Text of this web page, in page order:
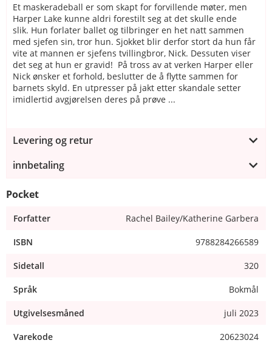
Et maskeradeball er som skapt for forvillende møter, men
Harper Lake kunne aldri forestilt seg at det skulle ende
slik. Hun forlater ballet og tilbringer en het natt sammen
med sjefen sin, tror hun. Sjokket blir derfor stort da hun får
vite at mannen er sjefens tvillingbror, Nick. Dessuten viser
det seg at hun er gravid! På tross av at verken Harper eller
Nick ønsker et forhold, beslutter de å flytte sammen for
barnets skyld. En utpresser på jakt etter skandale setter
imidlertid avgjørelsen deres på prøve ...
Levering og retur
innbetaling
Pocket
Forfatter Rachel Bailey/Katherine Garbera
ISBN 9788284266589
Sidetall 320
Språk Bokmål
Utgivelsesmåned juli 2023
Varekode 20623024